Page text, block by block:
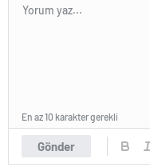
Gönder
En az 10 karakter gerekli